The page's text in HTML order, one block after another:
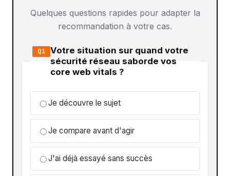
Quelques questions rapides pour adapter la
recommandation à votre cas.
Q1 Votre situation sur quand votre
sécurité réseau saborde vos
core web vitals ?
Je découvre le sujet
Je compare avant d'agir
J'ai déjà essayé sans succès